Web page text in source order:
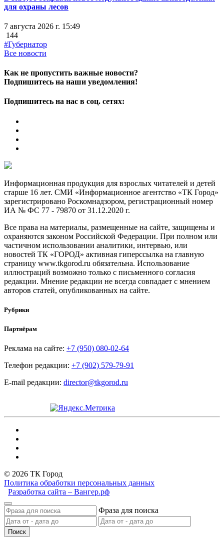
для охраны лесов
7 августа 2026 г. 15:49
144
#Губернатор
Все новости
Как не пропустить важные новости?
Подпишитесь на наши уведомления!
Подпишитесь на нас в соц. сетях:
Информационная продукция для взрослых читателей и детей
старше 16 лет. СМИ «Информационное агентство «ТК Город»
зарегистрировано Роскомнадзором, регистрационный номер
ИА № ФС 77 - 79870 от 31.12.2020 г.
Все права на материалы, размещенные на сайте, защищены и
охраняются законом Российской Федерации. При полном или
частичном использовании аналитики, интервью, или
новостей ТК «ГОРОД» активная гиперссылка на главную
страницу www.tkgorod.ru обязательна. Использование
иллюстраций возможно только с письменного согласия
редакции. Мнение редакции не всегда совпадает с мнением
авторов статей, опубликованных на сайте.
Рубрики
Партнёрам
Реклама на сайте: +7 (950) 080-02-64
Телефон редакции: +7 (902) 579-79-91
E-mail редакции: director@tkgorod.ru
© 2026 ТК Город
Политика обработки персональных данных
Разработка сайта – Вангер.рф
Фраза для поиска
Поиск